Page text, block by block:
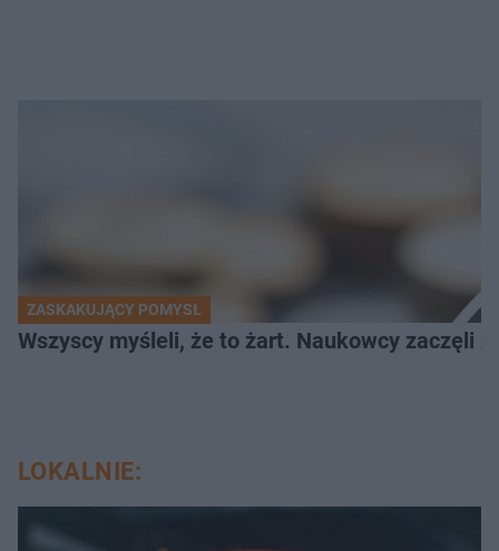
ZASKAKUJĄCY POMYSŁ
Wszyscy myśleli, że to żart. Naukowcy zaczęli
LOKALNIE: